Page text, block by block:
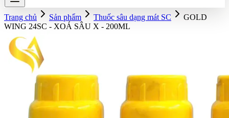
Trang chủ Sản phẩm Thuốc sâu dạng mát SC
GOLD
WING 24SC - XOÁ SÂU X - 200ML